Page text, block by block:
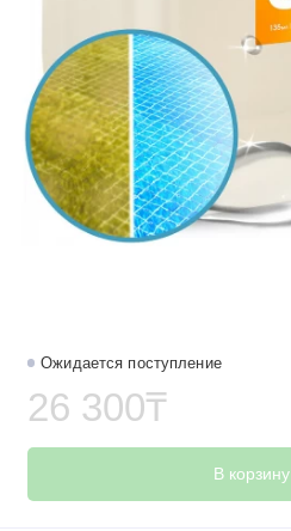
Ожидается поступление
26 300₸
В корзину